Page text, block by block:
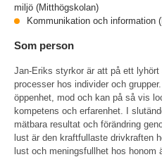
miljö (Mitthögskolan)
Kommunikation och information
Som person
Jan-Eriks styrkor är att på ett
processer hos individer och
öppenhet, mod och kan på så vis
kompetens och erfarenhet. I
mätbara resultat och förändring
lust är den kraftfullaste drivkraften
lust och meningsfullhet hos honom